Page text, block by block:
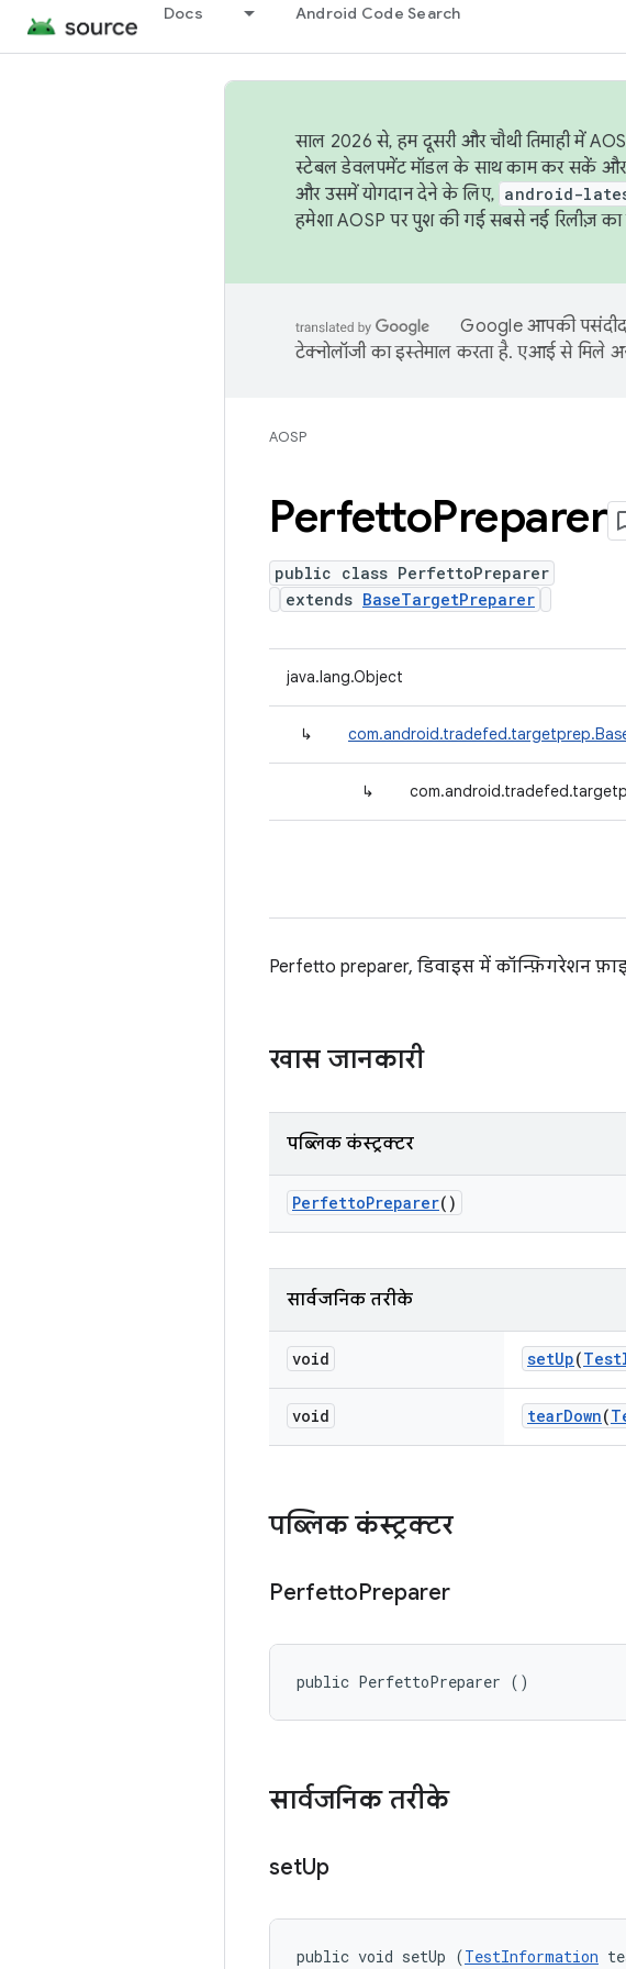
Docs Android Code Search
साल 2026 से, हम दूसरी और चौथी तिमाही में
स्टेबल डेवलपमेंट मॉडल के साथ काम कर सकें और
और उसमें योगदान देने के लिए, android-
हमेशा AOSP पर पुश की गई सबसे नई रिलीज़ का
Google आपकी
टेक्नोलॉजी का इस्तेमाल करता है. एआई से मिले
AOSP
PerfettoPreparer
public class PerfettoPreparer
extends BaseTargetPreparer
java.lang.Object
↳
↳
Perfetto preparer, डिवाइस में कॉन्फ़िगरेशन
खास जानकारी
पब्लिक कंस्ट्रक्टर
PerfettoPreparer()
सार्वजनिक तरीके
void setUp(Test
void tearDown(
पब्लिक कंस्ट्रक्टर
PerfettoPreparer
public PerfettoPreparer ()
सार्वजनिक तरीके
setUp
public void setUp (TestInformation